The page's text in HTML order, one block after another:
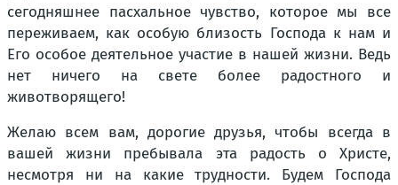
сегодняшнее пасхальное чувство, которое мы все
переживаем, как особую близость Господа к нам и
Его особое деятельное участие в нашей жизни. Ведь
нет ничего на свете более радостного и
животворящего!
Желаю всем вам, дорогие друзья, чтобы всегда в
вашей жизни пребывала эта радость о Христе,
несмотря ни на какие трудности. Будем Господа